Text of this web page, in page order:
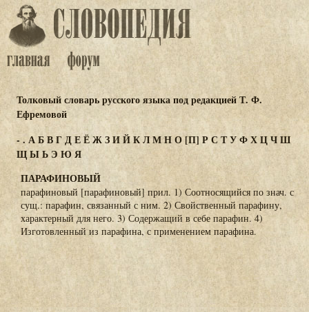
Толковый словарь русского языка под редакцией Т. Ф.
Ефремовой
- . АБВГДЕЁЖЗИЙКЛМНО[П] РС ТУФХЦЧШ
ЩЫЬЭ ЮЯ
ПАРАФИНОВЫЙ
парафиновый [парафиновый] прил. 1) Соотносящийся по знач. с
сущ.: парафин, связанный с ним. 2) Свойственный парафину,
характерный для него. 3) Содержащий в себе парафин. 4)
Изготовленный из парафина, с применением парафина.